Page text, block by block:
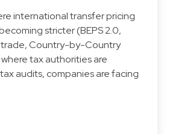
international transfer pricing
stricter (BEPS 2.0,
Country-by-Country
tax authorities are
audits, companies are facing